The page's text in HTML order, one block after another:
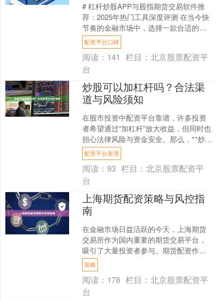
# 杠杆炒股APP与股指期货交易软件推
荐：2025年热门工具深度评测 在当今快
节奏的金融市场中，选择一款合适的杠
杆炒股APP或股指期货交易软件，往往
决定了投资者....
配资平台口碑
阅读： 141 栏目：北京股票配资平
台
炒股可以加杠杆吗？合法渠
道与风险须知
在股市投资中配资平台靠谱，许多投资
者希望通过“加杠杆”放大收益，但同时也
担心法律风险与资金安全。那么，**炒股
可以加杠杆吗？** 答案是：可以，但必
须通过合法渠....
配资平台靠谱
阅读：93 栏目：北京股票配资平
台
上海期货配资策略与风控指
南
在金融市场日益活跃的今天，上海期货
交易所作为国内重要的期货交易平台，
吸引了大量投资者参与。期货配资作为
一种杠杆交易方式，能够帮助投资者以
较少资金撬动更大交易规模....
策略
阅读： 178 栏目：北京股票配资平
台